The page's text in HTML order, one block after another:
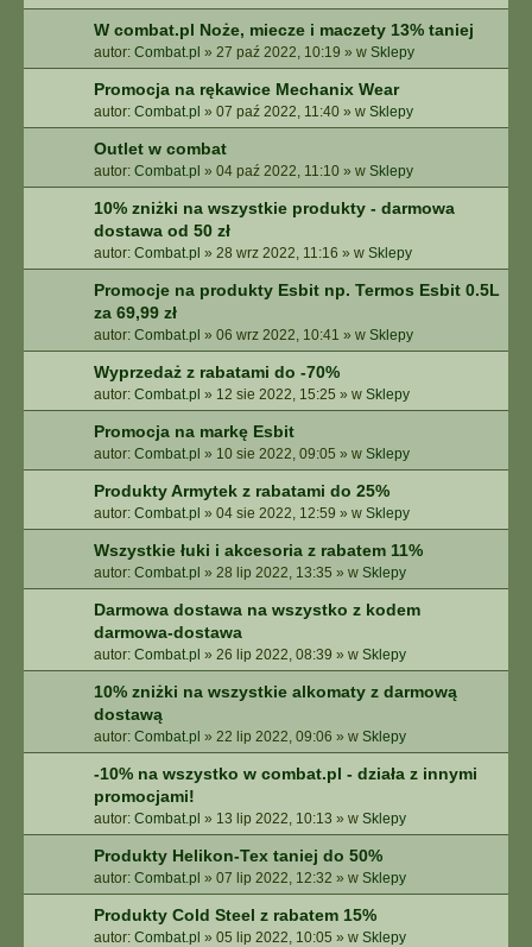
W combat.pl Noże, miecze i maczety 13% taniej
autor: Combat.pl » 27 paź 2022, 10:19 » w Sklepy
Promocja na rękawice Mechanix Wear
autor: Combat.pl » 07 paź 2022, 11:40 » w Sklepy
Outlet w combat
autor: Combat.pl » 04 paź 2022, 11:10 » w Sklepy
10% zniżki na wszystkie produkty - darmowa
dostawa od 50 zł
autor: Combat.pl » 28 wrz 2022, 11:16 » w Sklepy
Promocje na produkty Esbit np. Termos Esbit 0.5L
za 69,99 zł
autor: Combat.pl » 06 wrz 2022, 10:41 » w Sklepy
Wyprzedaż z rabatami do -70%
autor: Combat.pl » 12 sie 2022, 15:25 » w Sklepy
Promocja na markę Esbit
autor: Combat.pl » 10 sie 2022, 09:05 » w Sklepy
Produkty Armytek z rabatami do 25%
autor: Combat.pl » 04 sie 2022, 12:59 » w Sklepy
Wszystkie łuki i akcesoria z rabatem 11%
autor: Combat.pl » 28 lip 2022, 13:35 » w Sklepy
Darmowa dostawa na wszystko z kodem
darmowa-dostawa
autor: Combat.pl » 26 lip 2022, 08:39 » w Sklepy
10% zniżki na wszystkie alkomaty z darmową
dostawą
autor: Combat.pl » 22 lip 2022, 09:06 » w Sklepy
-10% na wszystko w combat.pl - działa z innymi
promocjami!
autor: Combat.pl » 13 lip 2022, 10:13 » w Sklepy
Produkty Helikon-Tex taniej do 50%
autor: Combat.pl » 07 lip 2022, 12:32 » w Sklepy
Produkty Cold Steel z rabatem 15%
autor: Combat.pl » 05 lip 2022, 10:05 » w Sklepy